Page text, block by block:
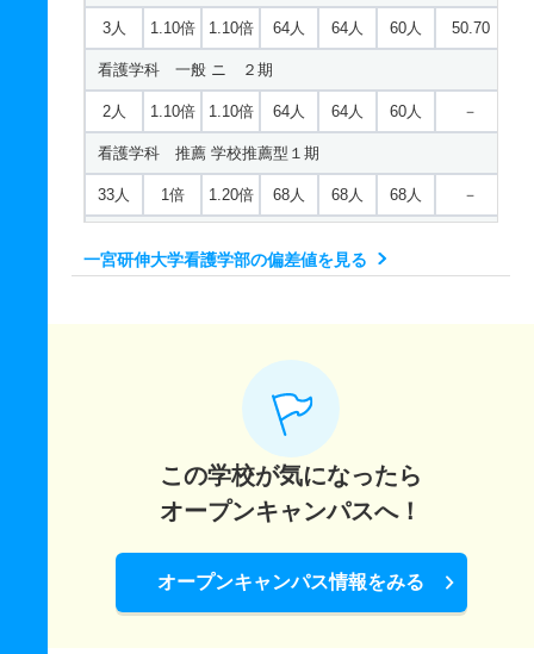
3人 1.10倍 1.10倍 64人 64人 60人 50.70
看護学科 一般 ニ ２期
2人 1.10倍 1.10倍 64人 64人 60人 －
看護学科 推薦 学校推薦型１期
33人 1倍 1.20倍 68人 68人 68人 －
若干名 1倍 1.20倍 68人 68人 68人 －
一宮研伸大学看護学部の偏差値を見る
この学校が気になったら
オープンキャンパスへ！
オープンキャンパス情報をみる